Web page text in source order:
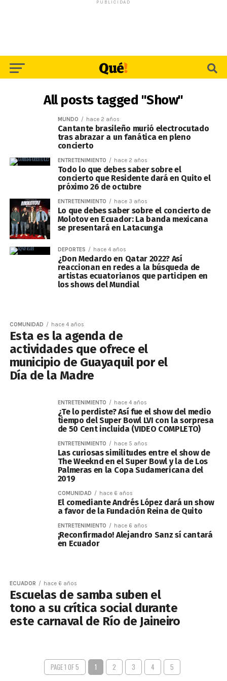
PUBLICIDAD
All posts tagged "Show"
MUNDO hace 2 años
Cantante brasileño murió electrocutado
tras abrazar a un fanática en pleno
concierto
ENTRETENIMIENTO hace 2 años
Todo lo que debes saber sobre el
concierto que Residente dará en Quito el
próximo 26 de octubre
ENTRETENIMIENTO hace 3 años
Lo que debes saber sobre el concierto de
Molotov en Ecuador: La banda mexicana
se presentará en Latacunga
DEPORTES hace 4 años
¿Don Medardo en Qatar 2022? Así
reaccionan en redes a la búsqueda de
artistas ecuatorianos que participen en
los shows del Mundial
COMUNIDAD hace 4 años
Esta es la agenda de
actividades que ofrece el
municipio de Guayaquil por el
Día de la Madre
ENTRETENIMIENTO hace 4 años
¿Te lo perdiste? Así fue el show del medio
tiempo del Super Bowl LVI con la sorpresa
de 50 Cent incluida (VIDEO COMPLETO)
ENTRETENIMIENTO hace 5 años
Las curiosas similitudes entre el show de
The Weeknd en el Super Bowl y la de Los
Palmeras en la Copa Sudamericana del
2019
COMUNIDAD hace 6 años
El comediante Andrés López dará un show
a favor de la Fundación Reina de Quito
ENTRETENIMIENTO hace 6 años
¡Reconfirmado! Alejandro Sanz sí cantará
en Ecuador
ECUADOR hace 6 años
Escuelas de samba suben el
tono a su crítica social durante
este carnaval de Río de Jaineiro
PAGE 1 OF 5 1 2 3 4 5